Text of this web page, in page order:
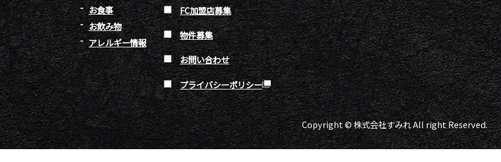
お食事
お飲み物
アレルギー情報
FC加盟店募集
物件募集
お問い合わせ
プライバシーポリシー
Copyright © 株式会社すみれ All right Reserved.